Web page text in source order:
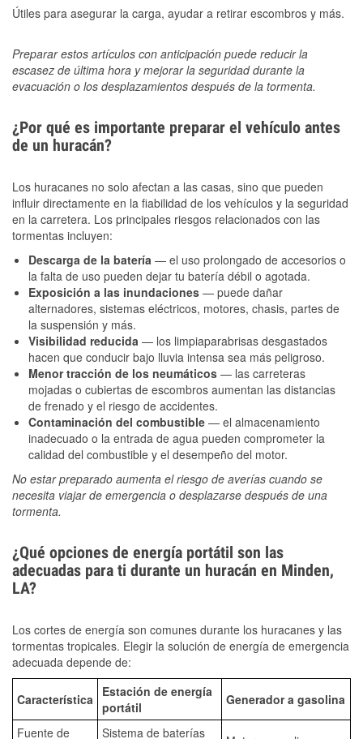
Útiles para asegurar la carga, ayudar a retirar escombros y más.
Preparar estos artículos con anticipación puede reducir la
escasez de última hora y mejorar la seguridad durante la
evacuación o los desplazamientos después de la tormenta.
¿Por qué es importante preparar el vehículo antes
de un huracán?
Los huracanes no solo afectan a las casas, sino que pueden
influir directamente en la fiabilidad de los vehículos y la seguridad
en la carretera. Los principales riesgos relacionados con las
tormentas incluyen:
Descarga de la batería — el uso prolongado de accesorios o
la falta de uso pueden dejar tu batería débil o agotada.
Exposición a las inundaciones — puede dañar
alternadores, sistemas eléctricos, motores, chasis, partes de
la suspensión y más.
Visibilidad reducida — los limpiaparabrisas desgastados
hacen que conducir bajo lluvia intensa sea más peligroso.
Menor tracción de los neumáticos — las carreteras
mojadas o cubiertas de escombros aumentan las distancias
de frenado y el riesgo de accidentes.
Contaminación del combustible — el almacenamiento
inadecuado o la entrada de agua pueden comprometer la
calidad del combustible y el desempeño del motor.
No estar preparado aumenta el riesgo de averías cuando se
necesita viajar de emergencia o desplazarse después de una
tormenta.
¿Qué opciones de energía portátil son las
adecuadas para ti durante un huracán en Minden,
LA?
Los cortes de energía son comunes durante los huracanes y las
tormentas tropicales. Elegir la solución de energía de emergencia
adecuada depende de:
Característica
Estación de energía
portátil
Generador a gasolina
Fuente de Sistema de baterías